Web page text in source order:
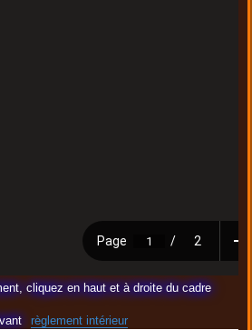
cliquez en haut et à droite du cadre
règlement intérieur